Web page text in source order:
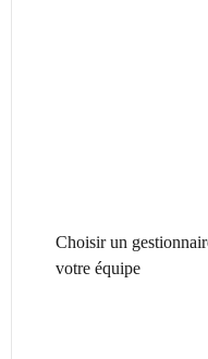
Choisir un
votre équipe